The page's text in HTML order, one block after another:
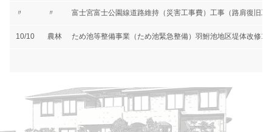
〃 〃 富士宮富士公園線道路維持（災害工事費）工事（路肩復旧工
10/10 農林 ため池等整備事業（ため池緊急整備）羽鮒池地区堤体改修1